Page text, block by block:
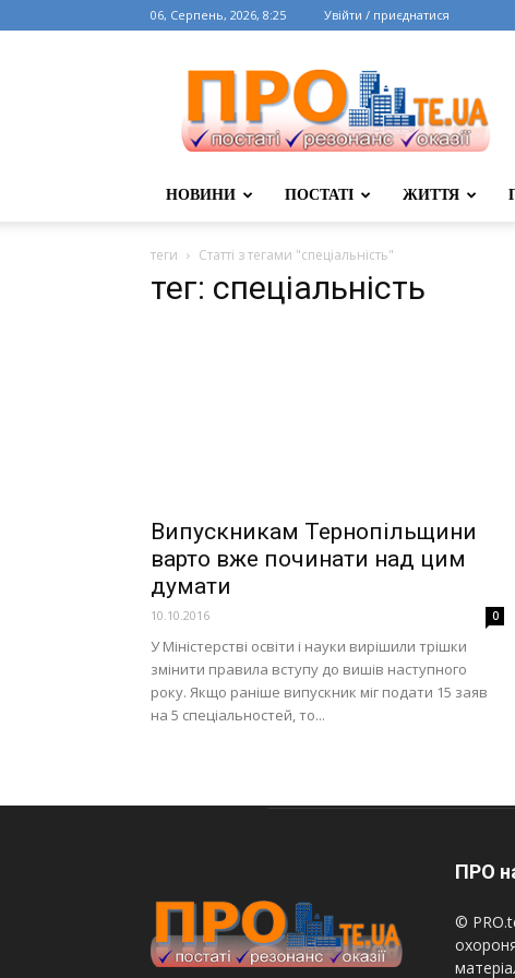
06, Серпень, 2026, 8:25 Увійти / приєднатися
НОВИНИ ПОСТАТІ ЖИТТЯ
теги Статті з тегами "спеціальність"
тег: спеціальність
Випускникам Тернопільщини
варто вже починати над цим
думати
10.10.2016 0
У Міністерстві освіти і науки вирішили трішки
змінити правила вступу до вишів наступного
року. Якщо раніше випускник міг подати 15 заяв
на 5 спеціальностей, то...
ПРО
©